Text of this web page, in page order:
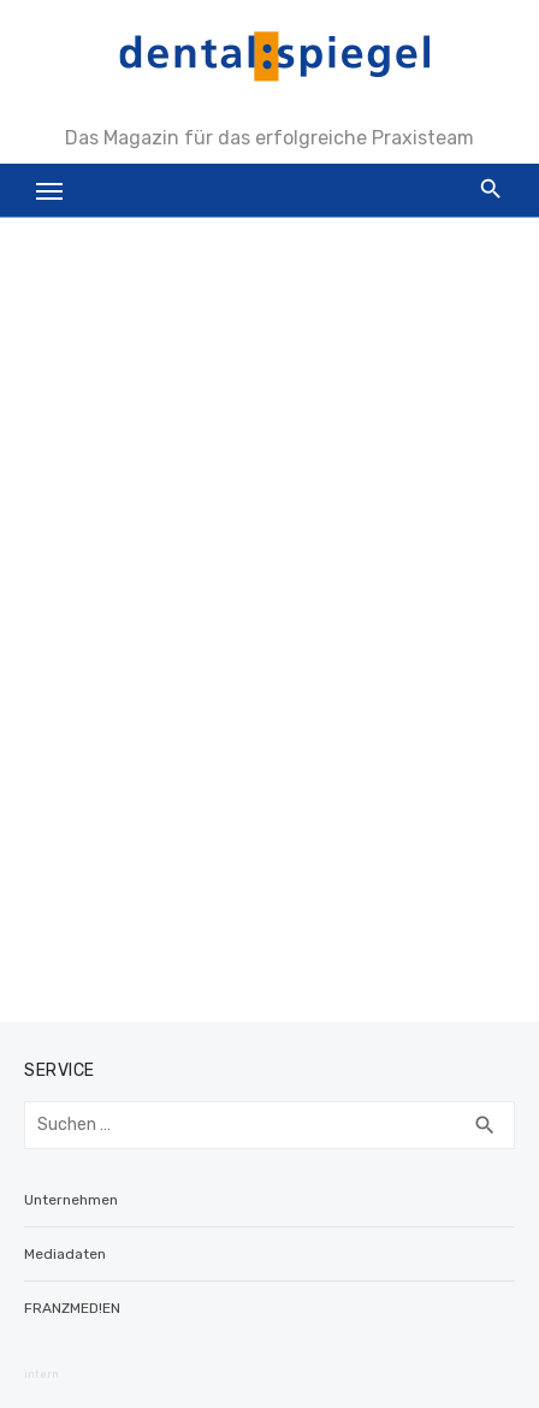
Das Magazin für das erfolgreiche Praxisteam
SERVICE
Suchen
search
Unternehmen
Mediadaten
FRANZMED!EN
intern